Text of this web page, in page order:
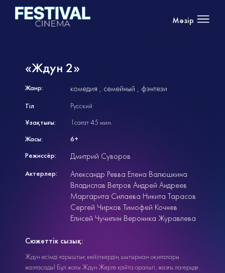
Мәзір
«Ждун 2»
Жанр: комедия семейный фэнтези
Тіл
Русский
Ұзақтығы:
1сағат 45 мин.
Жасы:
6+
Режиссёр:
Дмитрий Суворов
Актерлер:
Александр Ревва Елена Валюшкина
Владислав Ветров Андрей Андреев
Маргарита Силаева Никита Тарасов
Сергей Чирков Тимофей Кочнев
Елисей Чучилин Вероника Журавлева
Сюжеттік сызық:
Ждун есімді ғарыштық кейіпкердің шытырман оқиғалары
жалғасады! Бұл жолы Ждун Жерге қайта оралып, жазғы лагерьде